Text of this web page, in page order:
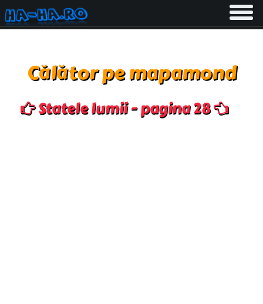
Toggle
Călător pe mapamond
Statele lumii - pagina 28